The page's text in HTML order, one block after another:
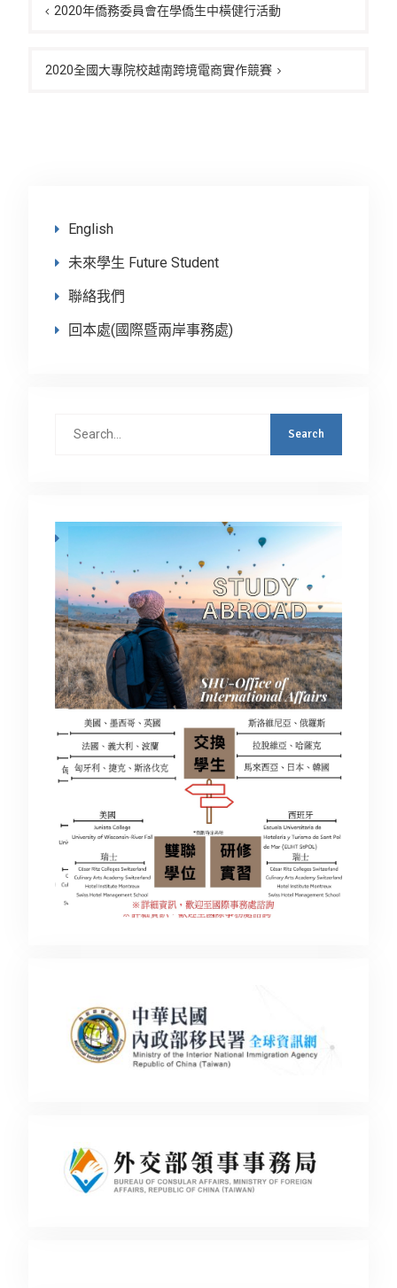
章
覽
2020年僑務委員會在學僑生中橫健行活動
2020全國大專院校越南跨境電商實作競賽
English
未來學生 Future Student
聯絡我們
回本處(國際暨兩岸事務處)